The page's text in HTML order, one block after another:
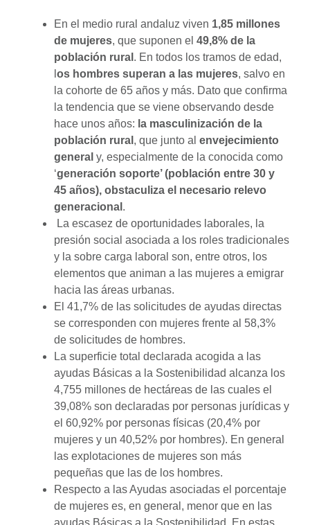
En el medio rural andaluz viven 1,85 millones
de mujeres, que suponen el 49,8% de la
población rural . En todos los tramos de edad,
os hombres superan a las mujeres, salvo en
la cohorte de 65 años y más. Dato que confirma
la tendencia que se viene observando desde
hace unos años: la masculinización de la
población rural , que junto al envejecimiento
general y, especialmente de la conocida como
‘generación soporte’ (población entre 30 y
45 años), obstaculiza el necesario relevo
generacional .
La escasez de oportunidades laborales, la
presión social asociada a los roles tradicionales
y la sobre carga laboral son, entre otros, los
elementos que animan a las mujeres a emigrar
hacia las áreas urbanas.
El 41,7% de las solicitudes de ayudas directas
se corresponden con mujeres frente al 58,3%
de solicitudes de hombres.
La superficie total declarada acogida a las
ayudas Básicas a la Sostenibilidad alcanza los
4,755 millones de hectáreas de las cuales el
39,08% son declaradas por personas jurídicas y
el 60,92% por personas físicas (20,4% por
mujeres y un 40,52% por hombres). En general
las explotaciones de mujeres son más
pequeñas que las de los hombres.
Respecto a las Ayudas asociadas el porcentaje
de mujeres es, en general, menor que en las
ayudas Básicas a la Sostenibilidad. En estas